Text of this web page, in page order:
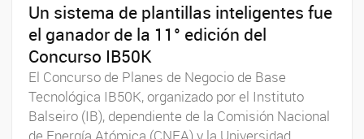
Un sistema de plantillas inteligentes fue
el ganador de la 11° edición del
Concurso IB50K
El Concurso de Planes de Negocio de Base
Tecnológica IB50K, organizado por el Instituto
Balseiro (IB), dependiente de la Comisión Nacional